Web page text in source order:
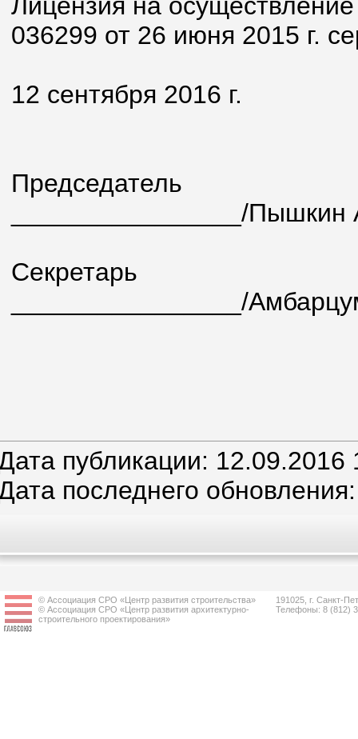
036299 от 26 июня 2015 г.
12 сентября 2016 г.
Председатель
________________/Пышкин
Секретарь
________________/
публикации: 12.09.2016
последнего
© Ассоциация СРО «Центр развития строительства»
© Ассоциация СРО «Центр развития архитектурно-
строительного проектирования»
191025, г. Санкт-
Телефоны: 8 (812)